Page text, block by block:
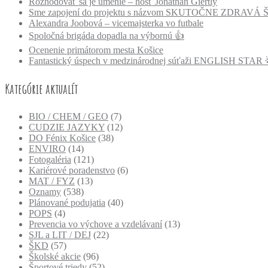
Sme zapojení do projektu s názvom SKUTOČNE ZDRAVÁ
Alexandra Joobová – vicemajsterka vo futbale
Spoločná brigáda dopadla na výbornú 👍
Ocenenie primátorom mesta Košice
Fantastický úspech v medzinárodnej súťaži ENGLISH
Kategórie aktualít
BIO / CHEM / GEO (7)
CUDZIE JAZYKY (12)
DO Fénix Košice (38)
ENVIRO (14)
Fotogaléria (121)
Kariérové poradenstvo (6)
MAT / FYZ (13)
Oznamy (538)
Plánované podujatia (40)
POPS (4)
Prevencia vo výchove a vzdelávaní (13)
SJL a LIT / DEJ (22)
ŠKD (57)
Školské akcie (96)